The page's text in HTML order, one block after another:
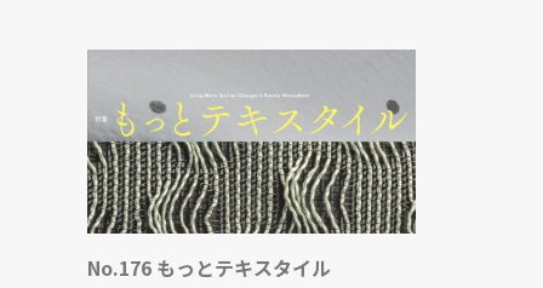
No.176 もっとテキスタイル